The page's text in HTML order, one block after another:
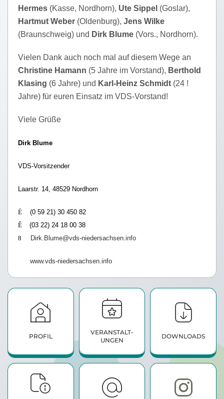
Hermes (Kasse, Nordhorn), Ute Sippel (Goslar),
Hartmut Weber (Oldenburg), Jens Wilke
(Braunschweig) und Dirk Blume (Vors., Nordhorn).
Vielen Dank auch noch mal auf diesem Wege an
Christine Hamann (5 Jahre im Vorstand), Berthold
Klasing (6 Jahre) und Karl-Heinz Schmidt (24 !
Jahre) für euren Einsatz im VDS-Vorstand!
Viele Grüße
Dirk Blume
VDS-Vorsitzender
Laarstr. 14, 48529 Nordhorn
É
(0 59 21) 30 450 82
Ê
(03 22) 24 18 00 38
8
Dirk.Blume@vds-niedersachsen.info
www.vds-niedersachsen.info
PROFIL
VERANSTALT­
UNGEN
DOWNLOADS